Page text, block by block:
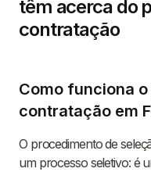
têm acerca do
contratação
Como funciona
contratação em
O procedimento de
um processo seletivo: é